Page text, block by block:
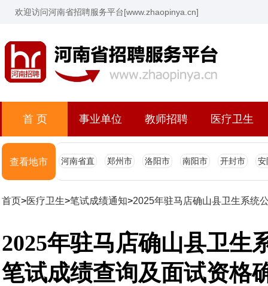
欢迎访问河南省招聘服务平台[www.zhaopinya.cn]
首 页 事业单位 教师招聘 医疗卫生
查看地市 河南省直 郑州市 洛阳市 南阳市 开封市 安
首页>医疗卫生>笔试成绩通知>2025年驻马店确山县卫生系统
2025年驻马店确山县卫生
笔试成绩查询及面试资格